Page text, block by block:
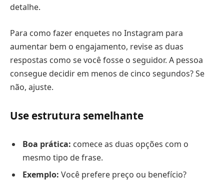
detalhe.
Para como fazer enquetes no Instagram para
aumentar bem o engajamento, revise as duas
respostas como se você fosse o seguidor. A pessoa
consegue decidir em menos de cinco segundos? Se
não, ajuste.
Use estrutura semelhante
Boa prática: comece as duas opções com o
mesmo tipo de frase.
Exemplo: Você prefere preço ou benefício?